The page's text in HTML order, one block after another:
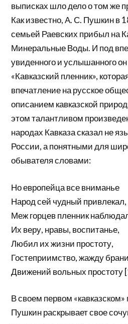
выписках шло дело о том же
Как известно, А. С. Пушкин в
семьей Раевских прибыл на
Минеральные Воды. И под
увиденного и услышанного
«Кавказский пленник»,
впечатление на русское
описанием кавказской
этом талантливом
народах Кавказа сказал не
России, а понятными для
обывателя словами:
Но европейца все вниманье
Народ сей чудный привлекал,
Меж горцев пленник
Их веру, нравы, воспитанье,
Любил их жизни простоту,
Гостеприимство, жажду
Движений вольных простоту
В своем первом
Пушкин раскрывает свое